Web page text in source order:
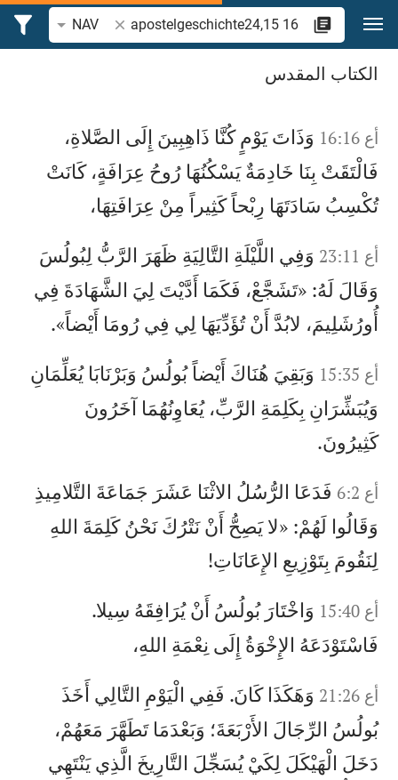
انتقل إلى المحتوى
البحث عن آية أو كلمة
NAV
ابحث عن "apostelgeschichte2415 16" في الكتاب المقدس
الكتاب المقدس
أع 16:16
وَذَاتَ يَوْمٍ كُنَّا ذَاهِبِينَ إِلَى الصَّلاةِ،
فَالْتَقَتْ بِنَا خَادِمَةٌ يَسْكُنُهَا رُوحُ عِرَافَةٍ، كَانَتْ
تُكْسِبُ سَادَتَهَا رِبْحاً كَثِيراً مِنْ عِرَافَتِهَا،
أع 23:11
وَفِي اللَّيْلَةِ التَّالِيَةِ ظَهَرَ الرَّبُّ لِبُولُسَ
وَقَالَ لَهُ: «تَشَجَّعْ، فَكَمَا أَدَّيْتَ لِيَ الشَّهَادَةَ فِي
أُورُشَلِيمَ، لابُدَّ أَنْ تُؤَدِّيَهَا لِي فِي رُومَا أَيْضاً».
أع 15:35
وَبَقِيَ هُنَاكَ أَيْضاً بُولُسُ وَبَرْنَابَا يُعَلِّمَانِ
وَيُبَشِّرَانِ بِكَلِمَةِ الرَّبِّ، يُعَاوِنُهُمَا آخَرُونَ
كَثِيرُونَ.
أع 6:2
فَدَعَا الرُّسُلُ الاثْنَا عَشَرَ جَمَاعَةَ التَّلامِيذِ
وَقَالُوا لَهُمْ: «لا يَصِحُّ أَنْ نَتْرُكَ نَحْنُ كَلِمَةَ اللهِ
لِنَقُومَ بِتَوْزِيعِ الإِعَانَاتِ!
أع 15:40
وَاخْتَارَ بُولُسُ أَنْ يُرَافِقَهُ سِيلا.
فَاسْتَوْدَعَهُ الإِخْوَةُ إِلَى نِعْمَةِ اللهِ،
أع 21:26
وَهَكَذَا كَانَ. فَفِي الْيَوْمِ التَّالِي أَخَذَ
بُولُسُ الرِّجَالَ الأَرْبَعَةَ؛ وَبَعْدَمَا تَطَهَّرَ مَعَهُمْ،
دَخَلَ الْهَيْكَلَ لِكَيْ يُسَجِّلَ التَّارِيخَ الَّذِي يَنْتَهِي